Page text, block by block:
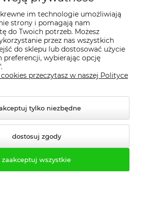
szyte na miarę:
dopasujemy do Twoich
niezależnie od tego, czy
mebli do szkoły,
czy biura.
do zakupów i kontaktu!
przestrzeń, która
oczekiwania. Sprawdź,
możesz wyposażyć
czy biuro z naszą
jakość, trwałość i
im technologie umożliwiają
strony i pomagają nam
do Twoich potrzeb. Możesz
przez nas wszystkich
do sklepu lub dostosować użycie
preferencji, wybierając opcję
przeczytasz w naszej Polityce
tylko niezbędne
dostosuj zgody
zaakceptuj wszystkie